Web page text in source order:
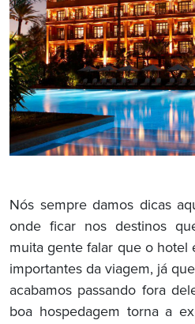
Nós sempre damos dicas
onde ficar nos destinos
muita gente falar que o hotel
importantes da viagem, já
acabamos passando fora
boa hospedagem torna a